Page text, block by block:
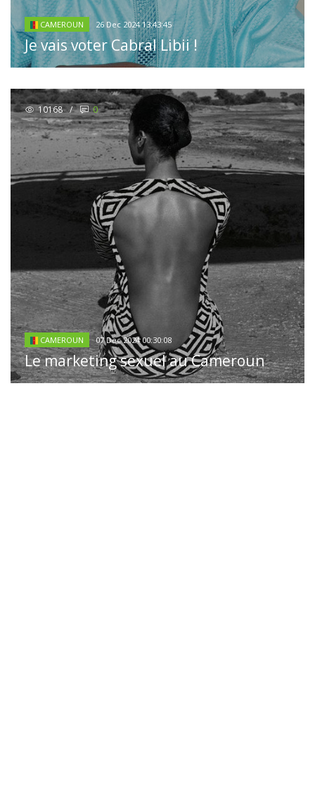
CAMEROUN 26 Dec 2024 13:43:45
Je vais voter Cabral Libii !
10168 / 0
CAMEROUN 07 Dec 2024 00:30:08
Le marketing sexuel au Cameroun